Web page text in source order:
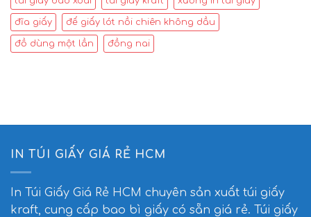
đĩa giấy đế giấy lót nồi chiên không dầu
đồ dùng một lần đồng nai
IN TÚI GIẤY GIÁ RẺ HCM
In Túi Giấy Giá Rẻ HCM chuyên sản xuất túi giấy
kraft, cung cấp bao bì giấy có sẵn giá rẻ. Túi giấy